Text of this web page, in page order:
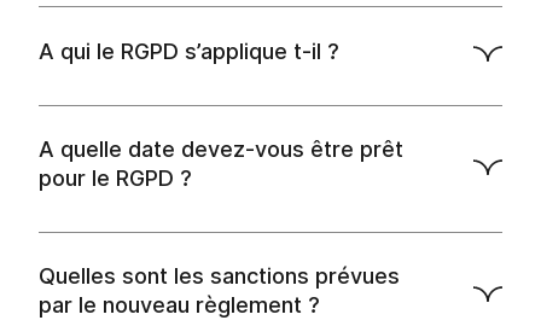
directive sur la protection des
données personnelles
site de la CNIL
protection des données
Donner aux citoyens le contrôle sur l’usage fait
de leurs données
Responsabiliser les entreprises sur le traitement
A qui le RGPD s’applique t-il ?
A quelle date devez-vous être prêt
pour le RGPD ?
Quelles sont les sanctions prévues
par le nouveau règlement ?